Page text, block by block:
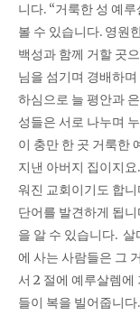
니다. “거룩한 성 예
볼 수 있습니다. 영원
백성과 함께 거할 곳
님을 섬기며 경배하
하심으로 늘 평안과
성들은 서로 나누며
이 충만 한 곳 거룩한
지낸 아버지 집이지
워진 교회이기도 합
단어를 발견하게 됩
을 알 수 있습니다.
에 사는 사람들은 그
서 2 절에 예루살렘에
들이 복을 빌어줍니